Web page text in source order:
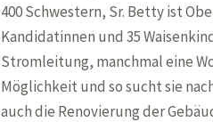
400 Schwestern, Sr. Betty ist
Kandidatinnen und 35
Stromleitung, manchmal eine
Möglichkeit und so sucht sie
auch die Renovierung der